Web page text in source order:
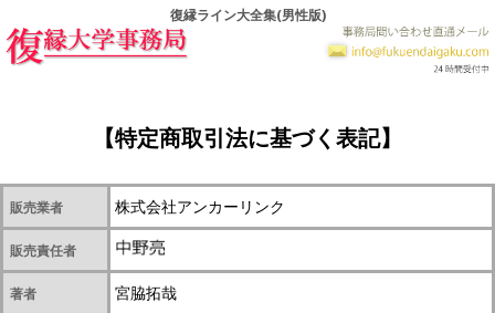
復縁ライン大全集(男性版)
【特定商取引法に基づく表記】
販売業者 株式会社アンカーリンク
販売責任者
著者 宮脇拓哉